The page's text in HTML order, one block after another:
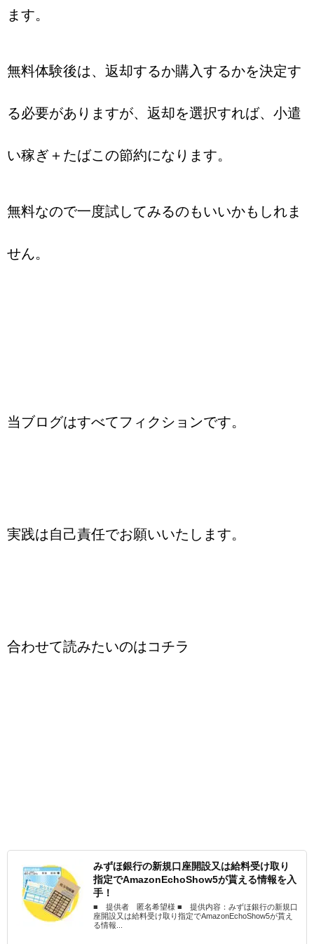
ます。
無料体験後は、返却するか購入するかを決定す
る必要がありますが、返却を選択すれば、小遣
い稼ぎ＋たばこの節約になります。
無料なので一度試してみるのもいいかもしれま
せん。
当ブログはすべてフィクションです。
実践は自己責任でお願いいたします。
合わせて読みたいのはコチラ
みずほ銀行の新規口座開設又は給料受け取り
指定でAmazonEchoShow5が貰える情報を入
手！
■ 提供者 匿名希望様 ■ 提供内容：みずほ銀行の新規口
座開設又は給料受け取り指定でAmazonEchoShow5が貰え
る情報...